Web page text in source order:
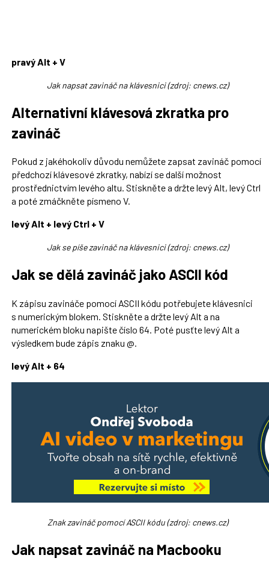
pravý Alt + V
Jak napsat zavináč na klávesnici (zdroj: cnews.cz)
Alternativní klávesová zkratka pro
zavináč
Pokud z jakéhokoliv důvodu nemůžete zapsat zavináč pomocí
předchozí klávesové zkratky, nabízí se další možnost
prostřednictvím levého altu. Stiskněte a držte levý Alt, levý Ctrl
a poté zmáčkněte písmeno V.
levý Alt + levý Ctrl + V
Jak se píše zavináč na klávesnici (zdroj: cnews.cz)
Jak se dělá zavináč jako ASCII kód
K zápisu zavináče pomocí ASCII kódu potřebujete klávesnici
s numerickým blokem. Stiskněte a držte levý Alt a na
numerickém bloku napište číslo 64. Poté pusťte levý Alt a
výsledkem bude zápis znaku @.
levý Alt + 64
Znak zavináč pomocí ASCII kódu (zdroj: cnews.cz)
Jak napsat zavináč na Macbooku